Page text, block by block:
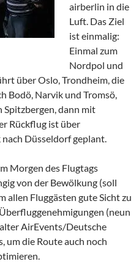
airberlin in die
Luft. Das Ziel
ist einmalig:
Einmal zum
Nordpol und
über Oslo, Trondheim, die
Bodö, Narvik und Tromsö,
Spitzbergen, dann mit
Rückflug ist über
Düsseldorf geplant.
Morgen des Flugtags
von der Bewölkung (soll
allen Fluggästen gute Sicht zu
(neun
AirEvents/Deutsche
um die Route auch noch